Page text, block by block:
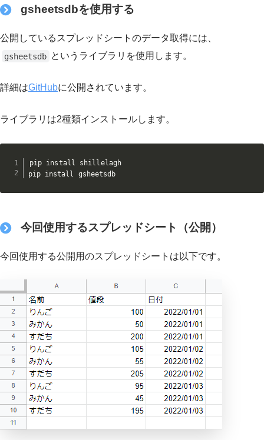
gsheetsdbを使用する
公開しているスプレッドシートのデータ取得には、
gsheetsdb というライブラリを使用します。
詳細はGitHubに公開されています。
ライブラリは2種類インストールします。
pip install shillelagh
pip install gsheetsdb
今回使用するスプレッドシート（公開）
今回使用する公開用のスプレッドシートは以下です。